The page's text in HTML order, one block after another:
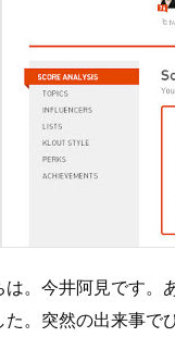
は。今井阿見です。
。突然の出来事で